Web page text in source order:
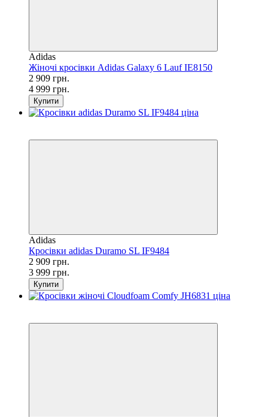
Adidas
Жіночі кросівки Adidas Galaxy 6 Lauf IE8150
2 909 грн.
4 999 грн.
Купити
Adidas
Кросівки adidas Duramo SL IF9484
2 909 грн.
3 999 грн.
Купити